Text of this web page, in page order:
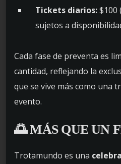
Tickets diarios:$100
sujetos a
Cada fase de preventa es
cantidad, reflejando la
que se vive más como una
evento.
🌅 MÁS QUE UN
Trotamundo es una